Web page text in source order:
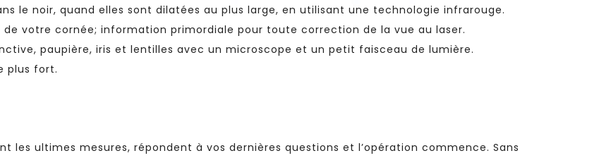
le noir, quand elles sont dilatées au plus large, en utilisant une technologie infrarouge.
de votre cornée; information primordiale pour toute correction de la vue au laser.
paupière, iris et lentilles avec un microscope et un petit faisceau de lumière.
plus fort.
les ultimes mesures, répondent à vos dernières questions et l’opération commence. Sans